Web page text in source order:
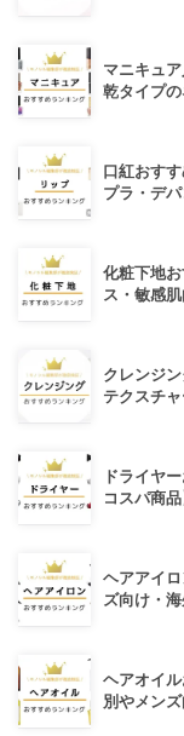
マニキュ
乾タイプ
口紅おす
プラ・デ
化粧下地
ス・敏感
クレンジ
テクスチ
ドライヤ
コスパ商品
ヘアアイ
ズ向け・
ヘアオイ
別やメンズ